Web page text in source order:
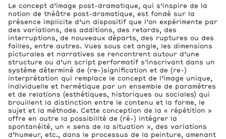
Le concept d’image post-dramatique, qui s’inspire de la
notion de théâtre post-dramatique, est fondé sur la
présence implicite d’un dispositif que l’on expérimente par
des variations, des additions, des retards, des
interruptions, de nouveaux départs, des ruptures ou des
failles, entre autres. Vues sous cet angle, les dimensions
picturales et narratives se rencontrent autour d’une
structure ou d’un script performatif s’inscrivant dans un
système déterminé de (re-)signification et de (re-)
interprétation qui remplace le concept de l’image unique,
individuelle et hermétique par un ensemble de paramètres
et de relations (esthétiques, historiques ou sociales) qui
brouillent la distinction entre le contenu et la forme, le
sujet et la méthode. Cette conception de la « répétition »
offre en outre la possibilité de (ré-) intégrer la
spontanéité, un « sens de la situation », des variations
d’humeur, etc., dans le processus de la peinture, amenant